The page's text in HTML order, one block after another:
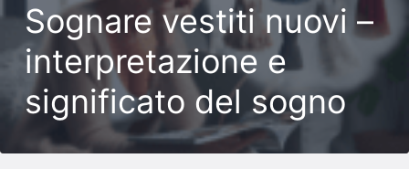
Sognare vestiti nuovi –
interpretazione e
significato del sogno